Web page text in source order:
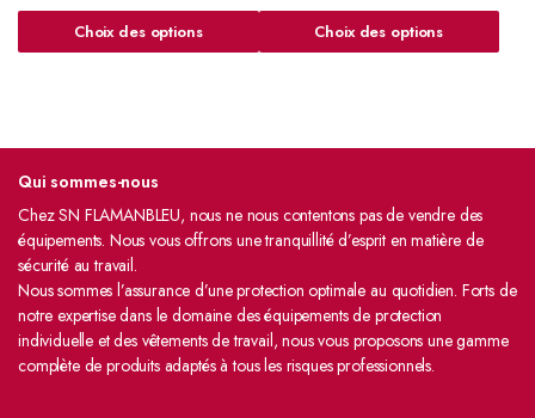
Choix des options Choix des options
Qui sommes-nous
Chez SN FLAMANBLEU, nous ne nous contentons pas de vendre des
équipements. Nous vous offrons une tranquillité d’esprit en matière de
sécurité au travail.
Nous sommes l’assurance d’une protection optimale au quotidien. Forts de
notre expertise dans le domaine des équipements de protection
individuelle et des vêtements de travail, nous vous proposons une gamme
complète de produits adaptés à tous les risques professionnels.